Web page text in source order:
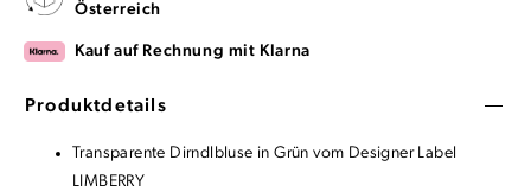
Österreich
Kauf auf Rechnung mit Klarna
Produktdetails
Transparente Dirndlbluse in Grün vom Designer Label
LIMBERRY